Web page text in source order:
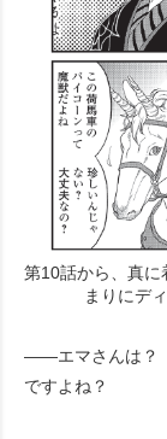
第10話から、真に
まりにデ
――エマさんは？
ですよね？